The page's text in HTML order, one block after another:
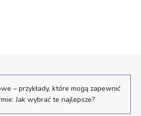
– przykłady, które mogą zapewnić
Jak wybrać te najlepsze?